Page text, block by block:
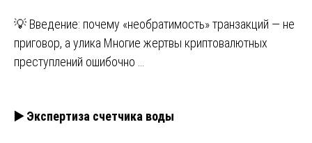
💡 Введение: почему «необратимость» транзакций — не
приговор, а улика Многие жертвы криптовалютных
преступлений ошибочно …
▶️ Экспертиза счетчика воды